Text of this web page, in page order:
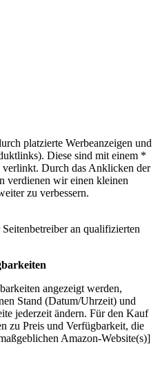
platzierte Werbeanzeigen und
Diese sind mit einem *
Durch das Anklicken der
verdienen wir einen kleinen
zu verbessern.
an qualifizierten
angezeigt werden,
Stand (Datum/Uhrzeit) und
jederzeit ändern. Für den Kauf
zu Preis und Verfügbarkeit, die
Amazon-Website(s)]